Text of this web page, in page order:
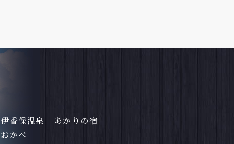
伊香保温泉 あかりの宿
おかべ